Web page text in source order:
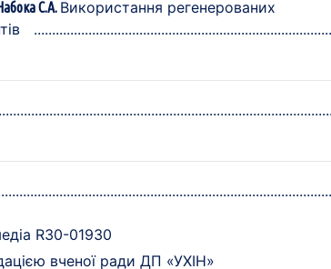
С.А. Використання регенерованих
R30-01930
вченої ради ДП «УХІН»